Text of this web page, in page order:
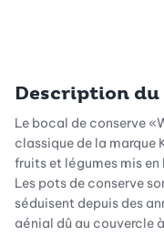
Description
Le bocal de conserve
classique de la marque
fruits et légumes mis
Les pots de conserve
séduisent depuis des
génial dû au couvercle